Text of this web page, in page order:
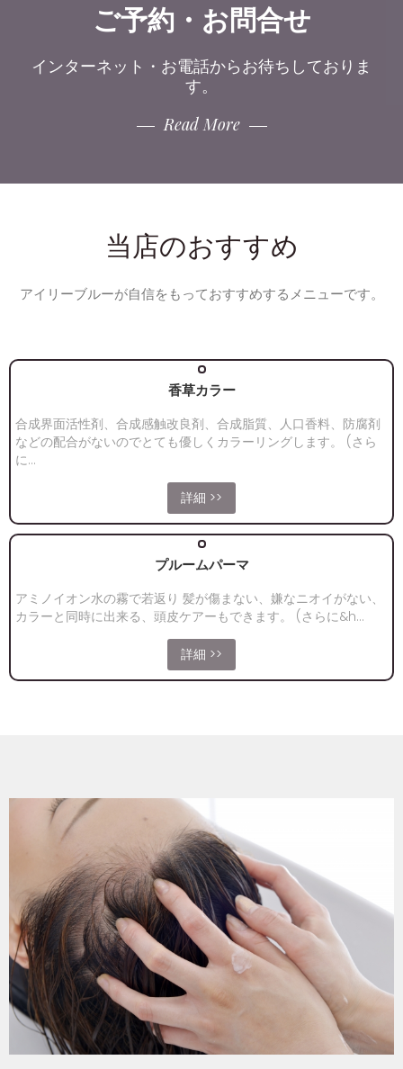
ご予約・お問合せ
インターネット・お電話からお待ちしておりま
す。
Read More
当店のおすすめ
アイリーブルーが自信をもっておすすめするメニューです。
香草カラー
合成界面活性剤、合成感触改良剤、合成脂質、人口香料、防腐剤
などの配合がないのでとても優しくカラーリングします。 (さら
に...
詳細 >>
プルームパーマ
アミノイオン水の霧で若返り 髪が傷まない、嫌なニオイがない、
カラーと同時に出来る、頭皮ケアーもできます。 (さらに&h...
詳細 >>